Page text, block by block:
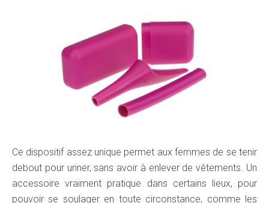
Ce dispositif assez unique permet aux femmes de se tenir
debout pour uriner, sans avoir à enlever de vêtements. Un
accessoire vraiment pratique dans certains lieux, pour
pouvoir se soulager en toute circonstance, comme les